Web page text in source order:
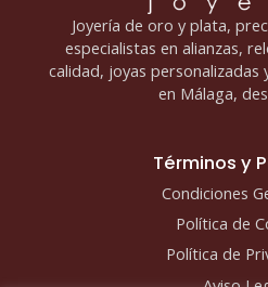
Joyería de oro y plata,
especialistas en alianzas,
calidad, joyas
en Málaga,
Términos y
Condiciones
Política de
Política de